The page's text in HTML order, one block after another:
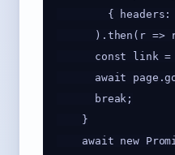
{
).then(r =>
const link =
await
      break;
    }
await new